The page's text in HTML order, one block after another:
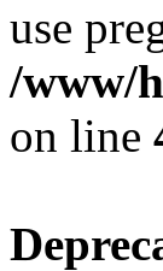
use
/www/
on line